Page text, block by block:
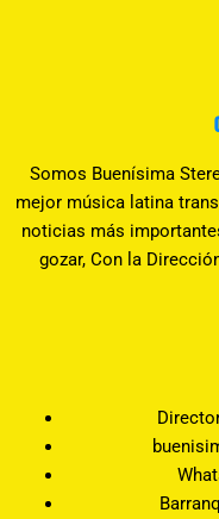
Somos Buenísima
mejor música latina
noticias más
gozar, Con la